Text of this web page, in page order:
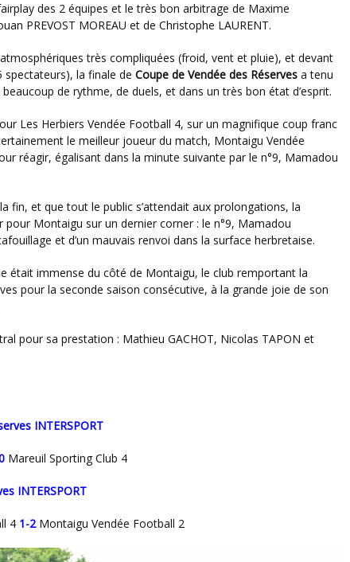
PREVOST MOREAU et de Christophe LAURENT.
la finale de Coupe de Vendée des Réserves a tenu
de rythme, de duels, et dans un très bon état d’esprit.
le meilleur joueur du match, Montaigu Vendée
réagir, égalisant dans la minute suivante par le n°9, Mamadou
Montaigu sur un dernier corner : le n°9, Mamadou
et d’un mauvais renvoi dans la surface herbretaise.
pour la seconde saison consécutive, à la grande joie de son
INTERSPORT
Mareuil Sporting Club 4
INTERSPORT
4 1-2Montaigu Vendée Football 2